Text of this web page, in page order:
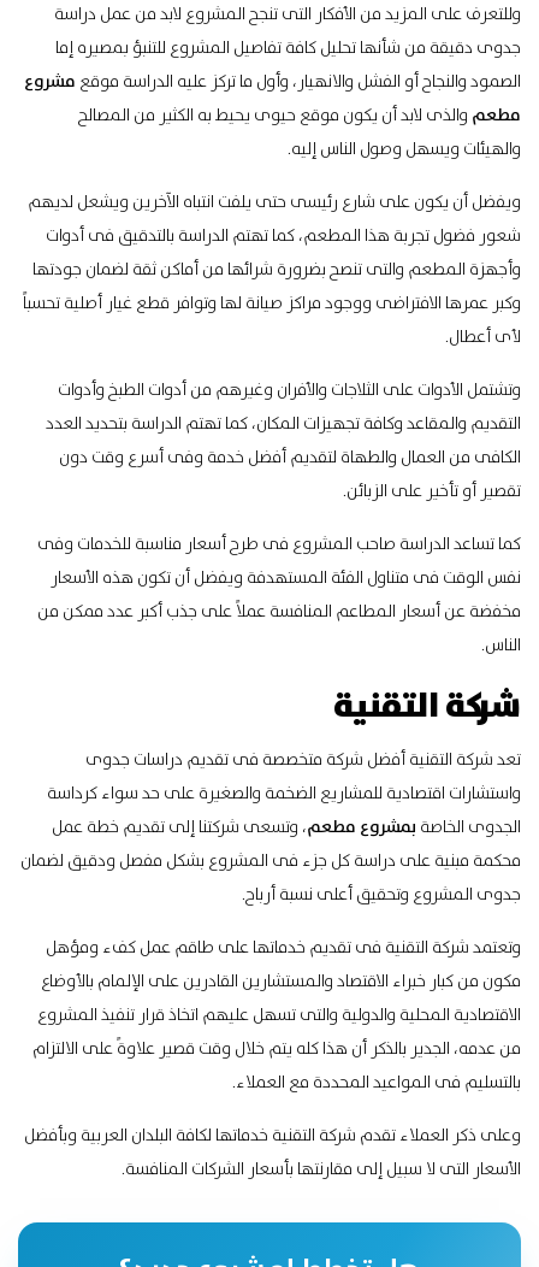
وللتعرف على المزيد من الأفكار التى تنجح المشروع لابد من عمل دراسة
جدوى دقيقة من شأنها تحليل كافة تفاصيل المشروع للتنبؤ بمصيره إما
الصمود والنجاح أو الفشل والانهيار، وأول ما تركز عليه الدراسة موقع مشروع
مطعم والذى لابد أن يكون موقع حيوى يحيط به الكثير من المصالح
والهيئات ويسهل وصول الناس إليه.
ويفضل أن يكون على شارع رئيسى حتى يلفت انتباه الآخرين ويشعل لديهم
شعور فضول تجربة هذا المطعم، كما تهتم الدراسة بالتدقيق فى أدوات
وأجهزة المطعم والتى تنصح بضرورة شرائها من أماكن ثقة لضمان جودتها
وكبر عمرها الافتراضى ووجود مراكز صيانة لها وتوافر قطع غيار أصلية تحسباً
لأى أعطال.
وتشتمل الأدوات على الثلاجات والأفران وغيرهم من أدوات الطبخ وأدوات
التقديم والمقاعد وكافة تجهيزات المكان، كما تهتم الدراسة بتحديد العدد
الكافى من العمال والطهاة لتقديم أفضل خدمة وفى أسرع وقت دون
تقصير أو تأخير على الزبائن.
كما تساعد الدراسة صاحب المشروع فى طرح أسعار مناسبة للخدمات وفى
نفس الوقت فى متناول الفئة المستهدفة ويفضل أن تكون هذه الأسعار
مخفضة عن أسعار المطاعم المنافسة عملاً على جذب أكبر عدد ممكن من
الناس.
شركة التقنية
تعدشركة التقنيةأفضل شركة متخصصة فى تقديم دراسات جدوى
واستشارات اقتصادية للمشاريع الضخمة والصغيرة على حد سواء كرداسة
الجدوى الخاصة بمشروع مطعم، وتسعى شركتنا إلى تقديم خطة عمل
محكمة مبنية على دراسة كل جزء فى المشروع بشكل مفصل ودقيق لضمان
جدوى المشروع وتحقيق أعلى نسبة أرباح.
وتعتمد شركة التقنية فى تقديم خدماتها على طاقم عمل كفء ومؤهل
مكون من كبار خبراء الاقتصاد والمستشارين القادرين على الإلمام بالأوضاع
الاقتصادية المحلية والدولية والتى تسهل عليهم اتخاذ قرار تنفيذ المشروع
من عدمه، الجدير بالذكر أن هذا كله يتم خلال وقت قصير علاوةً على الالتزام
بالتسليم فى المواعيد المحددة مع العملاء.
وعلى ذكر العملاء تقدم شركة التقنية خدماتها لكافة البلدان العربية وبأفضل
الأسعار التى لا سبيل إلى مقارنتها بأسعار الشركات المنافسة.